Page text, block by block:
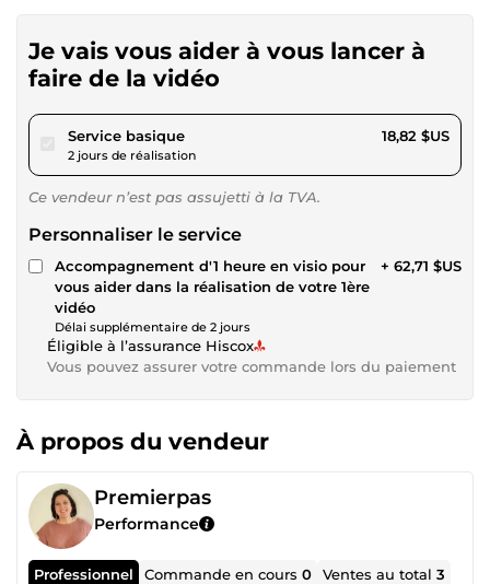
Je vais vous aider à vous lancer à
faire de la vidéo
Service basiquepour 17,34 $US
2 jours de réalisation
18,82 $US
Ce vendeur n’est pas assujetti à la TVA.
Personnaliser le service
Accompagnement d'1 heure en visio pour
vous aider dans la réalisation de votre 1ère
vidéo
Délai supplémentaire de 2 jours
+ 62,71 $US
Éligible à l’assurance Hiscox
Vous pouvez assurer votre commande lors du paiement
À propos du vendeur
Premierpas
Performance
Professionnel Commande en cours0 Ventes au total3